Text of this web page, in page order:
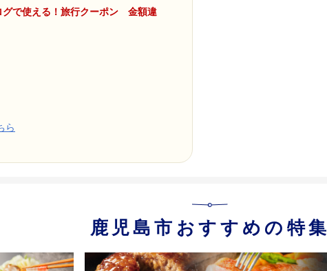
で使える！旅行クーポン 金額違
ら
鹿児島市おすすめの特集